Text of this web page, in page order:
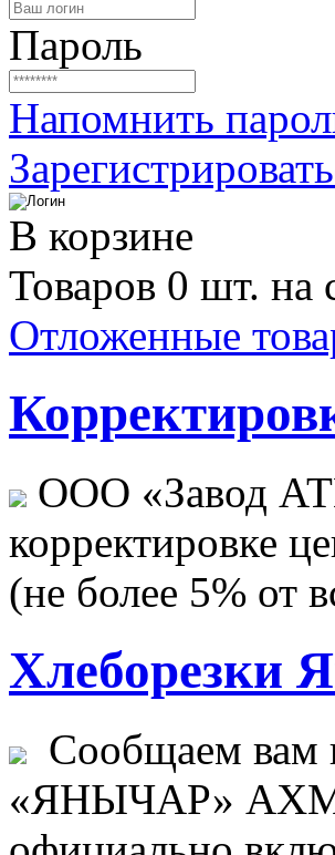
Пароль
Напомнить
В корзине
Товаров 0 шт. на
Отложенные
ООО «Завод
корректировке
(не более 5% от
Хлеборезки
Сообщаем вам
«ЯНЫЧАР» АХМ-